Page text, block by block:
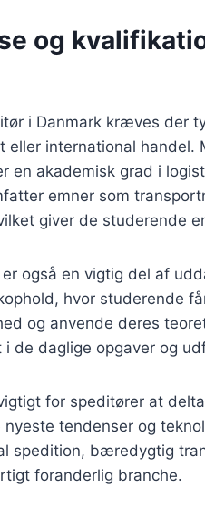
og
i Danmark kræves der
eller international handel.
en akademisk grad i
emner som
giver de studerende
også en vigtig del af
hvor studerende
og anvende deres
de daglige opgaver og
for speditører at
nyeste tendenser og
spedition, bæredygtig
foranderlig branche.